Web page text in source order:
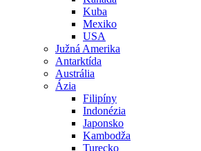
Kuba
Mexiko
USA
Južná Amerika
Antarktída
Austrália
Ázia
Filipíny
Indonézia
Japonsko
Kambodža
Turecko